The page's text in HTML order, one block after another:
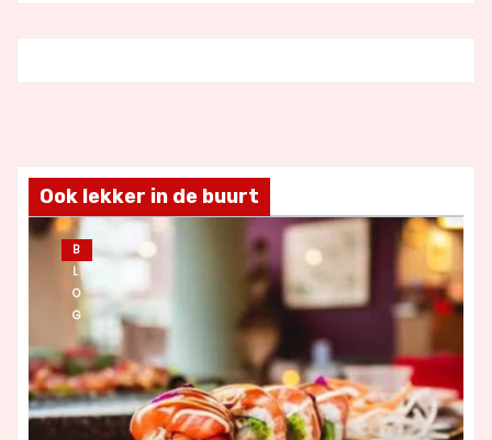
Ook lekker in de buurt
B
L
O
G